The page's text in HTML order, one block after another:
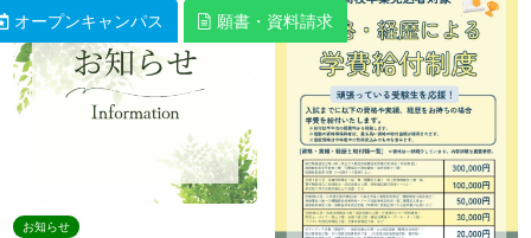
オープンキャンパス 願書・資料請求
オープンキャンパス 願書・資料請求した。 当日はテレビ局や新聞社
の取材も […]
お知らせ